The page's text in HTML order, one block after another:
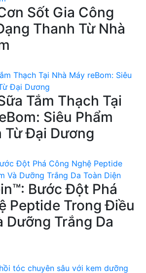
Sốt Gia Công
Thanh Từ Nhà
Tắm Thạch Tại
Siêu Phẩm
Từ Đại Dương
Bước Đột Phá
Peptide Trong Điều
Dưỡng Trắng Da